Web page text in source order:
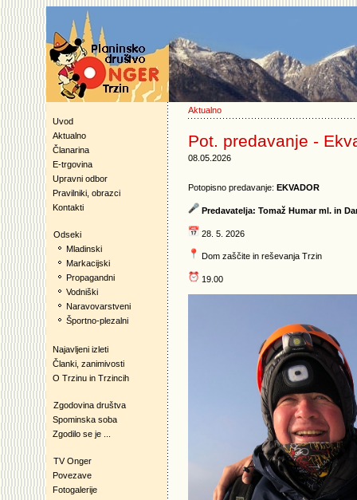
Uvod
Aktualno
Članarina
E-trgovina
Upravni odbor
Pravilniki, obrazci
Kontakti
Odseki
Mladinski
Markacijski
Propagandni
Vodniški
Naravovarstveni
Športno-plezalni
Najavljeni izleti
Članki, zanimivosti
O Trzinu in Trzincih
Zgodovina društva
Spominska soba
Zgodilo se je ...
TV Onger
Povezave
Fotogalerije
Aktualno
Pot. predavanje -
08.05.2026
Potopisno predavanje: EKVADOR
Predavatelja: Tomaž Humar ml. in
28. 5. 2026
Dom zaščite in reševanja Trzin
19.00